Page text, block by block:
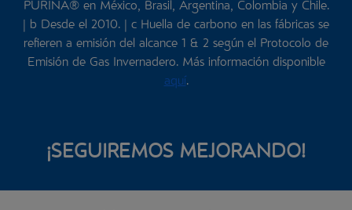
PURINA® en México, Brasil, Argentina, Colombia y Chile.
| b Desde el 2010. | c Huella de carbono en las fábricas se
refieren a emisión del alcance 1 & 2 según el Protocolo de
Emisión de Gas Invernadero. Más información disponible
aquí.
¡SEGUIREMOS MEJORANDO!